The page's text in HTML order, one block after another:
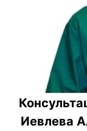
Иевлева